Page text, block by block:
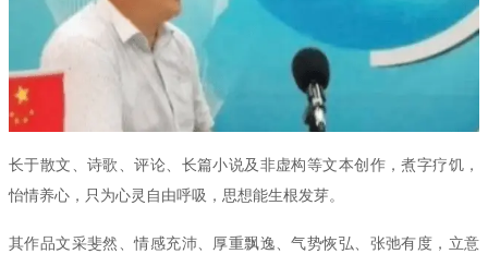
长于散文、诗歌、评论、长篇小说及非虚构等文本创作，煮字疗饥，
怡情养心，只为心灵自由呼吸，思想能生根发芽。
其作品文采斐然、情感充沛、厚重飘逸、气势恢弘、张弛有度，立意